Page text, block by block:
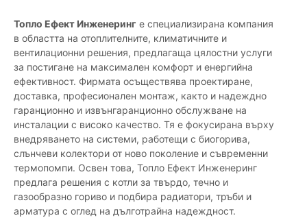
Топло Ефект Инженеринг е специализирана компания
в областта на отоплителните, климатичните и
вентилационни решения, предлагаща цялостни услуги
за постигане на максимален комфорт и енергийна
ефективност. Фирмата осъществява проектиране,
доставка, професионален монтаж, както и надеждно
гаранционно и извънгаранционно обслужване на
инсталации с високо качество. Тя е фокусирана върху
внедряването на системи, работещи с биогорива,
слънчеви колектори от ново поколение и съвременни
термопомпи. Освен това, Топло Ефект Инженеринг
предлага решения с котли за твърдо, течно и
газообразно гориво и подбира радиатори, тръби и
арматура с оглед на дълготрайна надеждност.